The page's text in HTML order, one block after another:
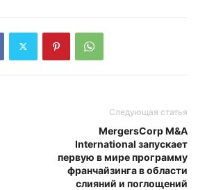
Следующая статья
MergersCorp M&A
International запускает
первую в мире программу
франчайзинга в области
слияний и поглощений